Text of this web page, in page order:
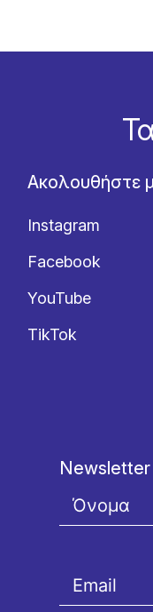
Ακολουθήστε
Instagram
Facebook
YouTube
TikTok
Newsletter